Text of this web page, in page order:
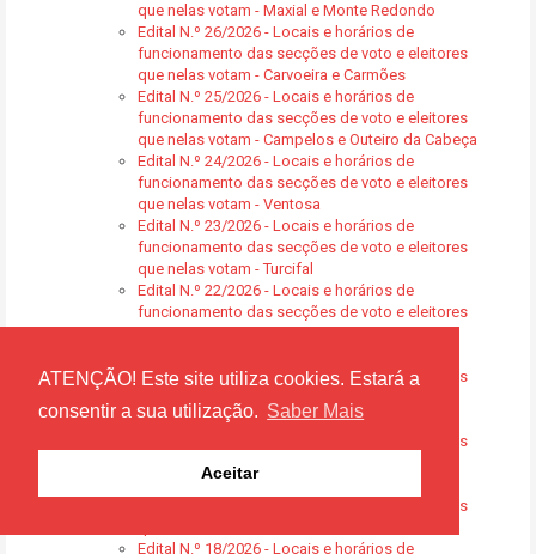
ATENÇÃO! Este site utiliza cookies. Estará a
consentir a sua utilização. Saber Mais
Aceitar
que nelas votam - Maxial e Monte Redondo
Edital N.º 26/2026 - Locais e horários de
funcionamento das secções de voto e eleitores
que nelas votam - Carvoeira e Carmões
Edital N.º 25/2026 - Locais e horários de
funcionamento das secções de voto e eleitores
que nelas votam - Campelos e Outeiro da Cabeça
Edital N.º 24/2026 - Locais e horários de
funcionamento das secções de voto e eleitores
que nelas votam - Ventosa
Edital N.º 23/2026 - Locais e horários de
funcionamento das secções de voto e eleitores
que nelas votam - Turcifal
Edital N.º 22/2026 - Locais e horários de
funcionamento das secções de voto e eleitores
funcionamento das secções de voto e eleitores
Edital N.º 20/2026 - Locais e horários de
funcionamento das secções de voto e eleitores
que nelas votam - Ramalhal
Edital N.º 19/2026 - Locais e horários de
funcionamento das secções de voto e eleitores
Edital N.º 18/2026 - Locais e horários de